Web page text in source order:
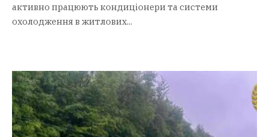
активно працюють кондиціонери та системи
охолодження в житлових...